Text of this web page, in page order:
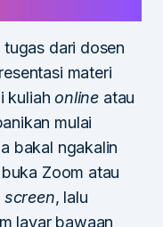
dari dosen
materi
kuliahonline atau
mulai
bakal ngakalin
Zoom atau
, lalu
layar bawaan